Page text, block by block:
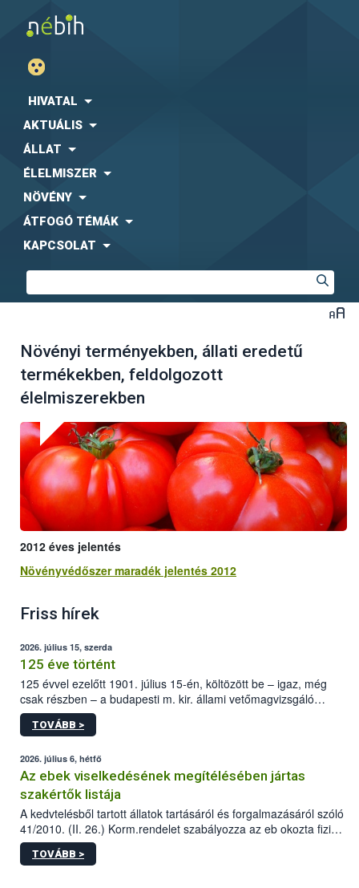
HIVATAL
AKTUÁLIS
ÁLLAT
ÉLELMISZER
NÖVÉNY
ÁTFOGÓ TÉMÁK
KAPCSOLAT
Növényi terményekben, állati eredetű
termékekben, feldolgozott
élelmiszerekben
2012 éves jelentés
Növényvédőszer maradék jelentés 2012
Friss hírek
2026. július 15, szerda
125 éve történt
125 évvel ezelőtt 1901. július 15-én, költözött be – igaz, még
csak részben – a budapesti m. kir. állami vetőmagvizsgáló
állomás a Kis Rókus utca 15. szám alatti, Czigler Győző által
tervezett új épületébe.
TOVÁBB >
2026. július 6, hétfő
Az ebek viselkedésének megítélésében jártas
szakértők listája
A kedvtelésből tartott állatok tartásáról és forgalmazásáról szóló
41/2010. (II. 26.) Korm.rendelet szabályozza az eb okozta fizikai
sérülés, illetve ennek veszélye keletkezésekor felmerülő
hatósági feladatokat, valamint a veszélyes eb tartását és annak
TOVÁBB >